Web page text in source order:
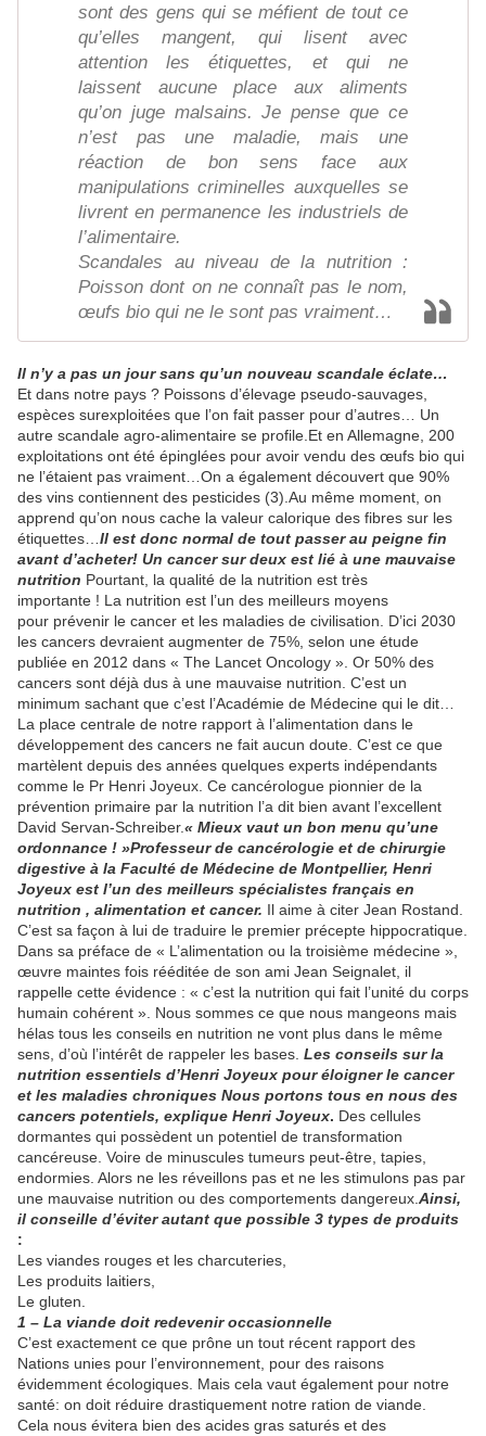
sont des gens qui se méfient de tout ce
qu’elles mangent, qui lisent avec
attention les étiquettes, et qui ne
laissent aucune place aux aliments
qu’on juge malsains. Je pense que ce
n’est pas une maladie, mais une
réaction de bon sens face aux
manipulations criminelles auxquelles se
livrent en permanence les industriels de
l’alimentaire.
Scandales au niveau de la nutrition :
Poisson dont on ne connaît pas le nom,
œufs bio qui ne le sont pas vraiment…
Il n’y a pas un jour sans qu’un nouveau scandale éclate…
Et dans notre pays ? Poissons d’élevage pseudo-sauvages,
espèces surexploitées que l’on fait passer pour d’autres… Un
autre scandale agro-alimentaire se profile.Et en Allemagne, 200
exploitations ont été épinglées pour avoir vendu des œufs bio qui
ne l’étaient pas vraiment…On a également découvert que 90%
des vins contiennent des pesticides (3).Au même moment, on
apprend qu’on nous cache la valeur calorique des fibres sur les
étiquettes… Il est donc normal de tout passer au peigne fin
avant d’acheter! Un cancer sur deux est lié à une mauvaise
nutrition Pourtant, la qualité de la nutrition est très
importante ! La nutrition est l’un des meilleurs moyens
pour prévenir le cancer et les maladies de civilisation. D’ici 2030
les cancers devraient augmenter de 75%, selon une étude
publiée en 2012 dans « The Lancet Oncology ». Or 50% des
cancers sont déjà dus à une mauvaise nutrition. C’est un
minimum sachant que c’est l’Académie de Médecine qui le dit…
La place centrale de notre rapport à l’alimentation dans le
développement des cancers ne fait aucun doute. C’est ce que
martèlent depuis des années quelques experts indépendants
comme le Pr Henri Joyeux. Ce cancérologue pionnier de la
prévention primaire par la nutrition l’a dit bien avant l’excellent
David Servan-Schreiber.« Mieux vaut un bon menu qu’une
ordonnance ! »Professeur de cancérologie et de chirurgie
digestive à la Faculté de Médecine de Montpellier, Henri
Joyeux est l’un des meilleurs spécialistes français en
nutrition , alimentation et cancer. Il aime à citer Jean Rostand.
C’est sa façon à lui de traduire le premier précepte hippocratique.
Dans sa préface de « L’alimentation ou la troisième médecine »,
œuvre maintes fois rééditée de son ami Jean Seignalet, il
rappelle cette évidence : « c’est la nutrition qui fait l’unité du corps
humain cohérent ». Nous sommes ce que nous mangeons mais
hélas tous les conseils en nutrition ne vont plus dans le même
sens, d’où l’intérêt de rappeler les bases. Les conseils sur la
nutrition essentiels d’Henri Joyeux pour éloigner le cancer
et les maladies chroniques Nous portons tous en nous des
cancers potentiels, explique Henri Joyeux. Des cellules
dormantes qui possèdent un potentiel de transformation
cancéreuse. Voire de minuscules tumeurs peut-être, tapies,
endormies. Alors ne les réveillons pas et ne les stimulons pas par
une mauvaise nutrition ou des comportements dangereux. Ainsi,
il conseille d’éviter autant que possible 3 types de produits
:
Les viandes rouges et les charcuteries,
Les produits laitiers,
Le gluten.
1 – La viande doit redevenir occasionnelle
C’est exactement ce que prône un tout récent rapport des
Nations unies pour l’environnement, pour des raisons
évidemment écologiques. Mais cela vaut également pour notre
santé: on doit réduire drastiquement notre ration de viande.
Cela nous évitera bien des acides gras saturés et des